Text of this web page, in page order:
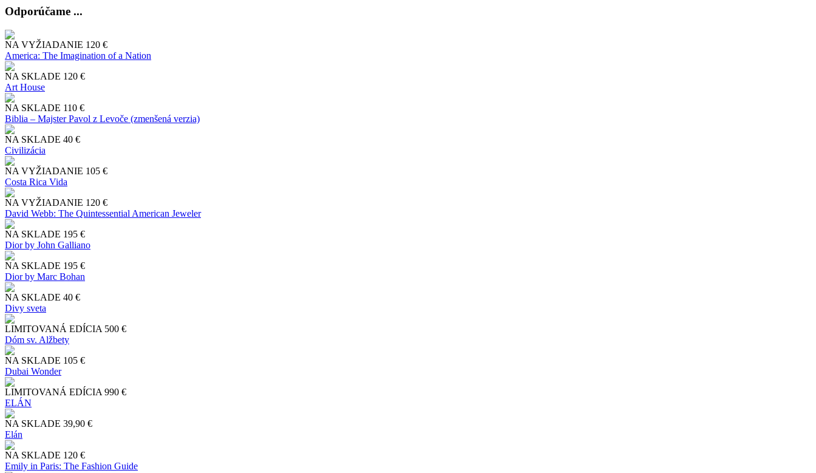
Odporúčame ...
NA VYŽIADANIE 120 €
America: The Imagination of a Nation
NA SKLADE 120 €
Art House
NA SKLADE 110 €
Biblia – Majster Pavol z Levoče (zmenšená verzia)
NA SKLADE 40 €
Civilizácia
NA VYŽIADANIE 105 €
Costa Rica Vida
NA VYŽIADANIE 120 €
David Webb: The Quintessential American Jeweler
NA SKLADE 195 €
Dior by John Galliano
NA SKLADE 195 €
Dior by Marc Bohan
NA SKLADE 40 €
Divy sveta
LIMITOVANÁ EDÍCIA 500 €
Dóm sv. Alžbety
NA SKLADE 105 €
Dubai Wonder
LIMITOVANÁ EDÍCIA 990 €
ELÁN
NA SKLADE 39,90 €
Elán
NA SKLADE 120 €
Emily in Paris: The Fashion Guide